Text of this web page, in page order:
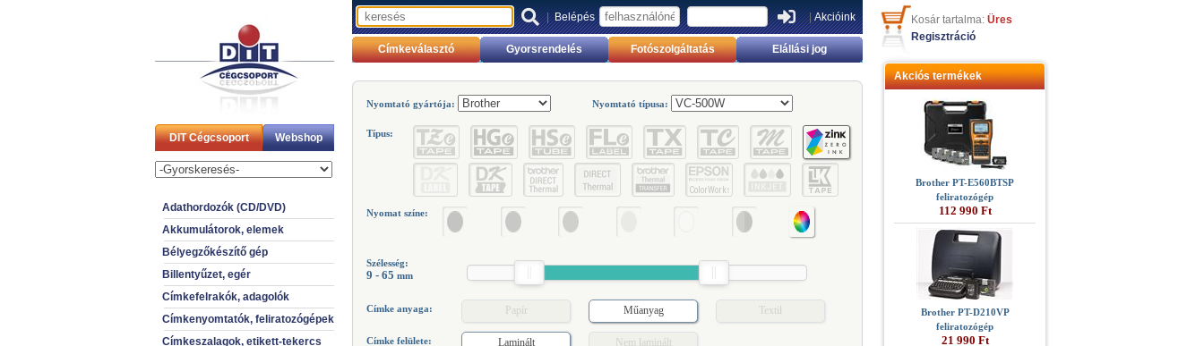
DIT Cégcsoport Webshop
Adathordozók (CD/DVD)
Akkumulátorok, elemek
Bélyegzőkészítő gép
Billentyűzet, egér
Címkefelrakók, adagolók
Címkenyomtatók, feliratozógépek
Címkeszalagok, etikett-tekercs
|Belépés |Akcióink
Címkeválasztó Gyorsrendelés Fotószolgáltatás Elállási jog
Nyomtató gyártója: Nyomtató típusa:
Típus:
Nyomat színe:
Szélesség:
9 - 65 mm
Címke anyaga: Papír Műanyag Textil
Címke felülete: Laminált Nem laminált
Kosár tartalma: Üres
Regisztráció
Akciós termékek
Brother PT-E560BTSP
feliratozógép
112 990 Ft
Brother PT-D210VP
feliratozógép
21 990 Ft